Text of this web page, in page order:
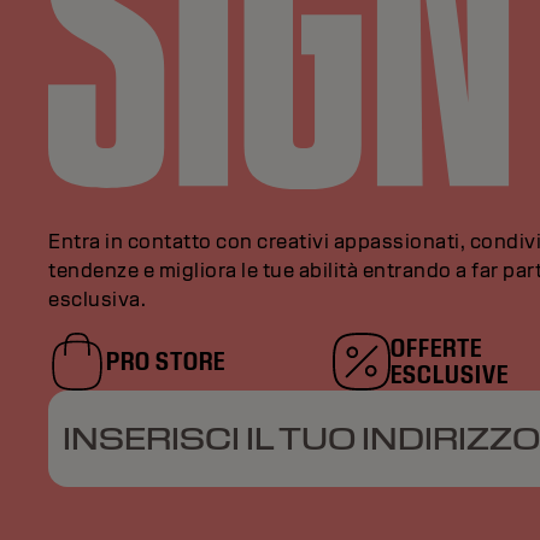
Entra in contatto con creativi appassionati,
tendenze e migliora le tue abilità entrando a far
esclusiva.
PRO STORE
OFFERTE
ESCLUSIVE
INSERISCI IL TUO